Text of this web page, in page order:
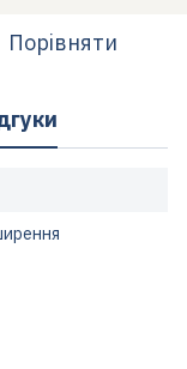
Порівняти